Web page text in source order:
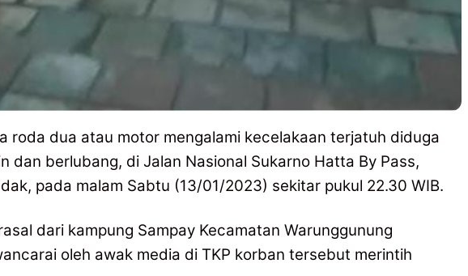
roda dua atau motor mengalami kecelakaan terjatuh diduga
dan berlubang, di Jalan Nasional Sukarno Hatta By Pass,
pada malam Sabtu (13/01/2023) sekitar pukul 22.30 WIB.
dari kampung Sampay Kecamatan Warunggunung
oleh awak media di TKP korban tersebut merintih